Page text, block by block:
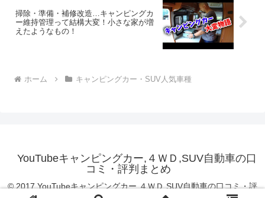
掃除・準備・補修改造…キャンピングカ
ー維持管理って結構大変！小さな家が増
えたようなもの！
ホーム キャンピングカー・SUV人気車種
YouTubeキャンピングカー,４ＷＤ,SUV自動車の口
コミ・評判まとめ
© 2017 YouTubeキャンピングカー,４ＷＤ,SUV自動車の口コミ・評